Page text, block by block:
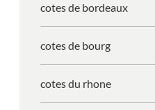
cotes de bordeaux
cotes de bourg
cotes du rhone